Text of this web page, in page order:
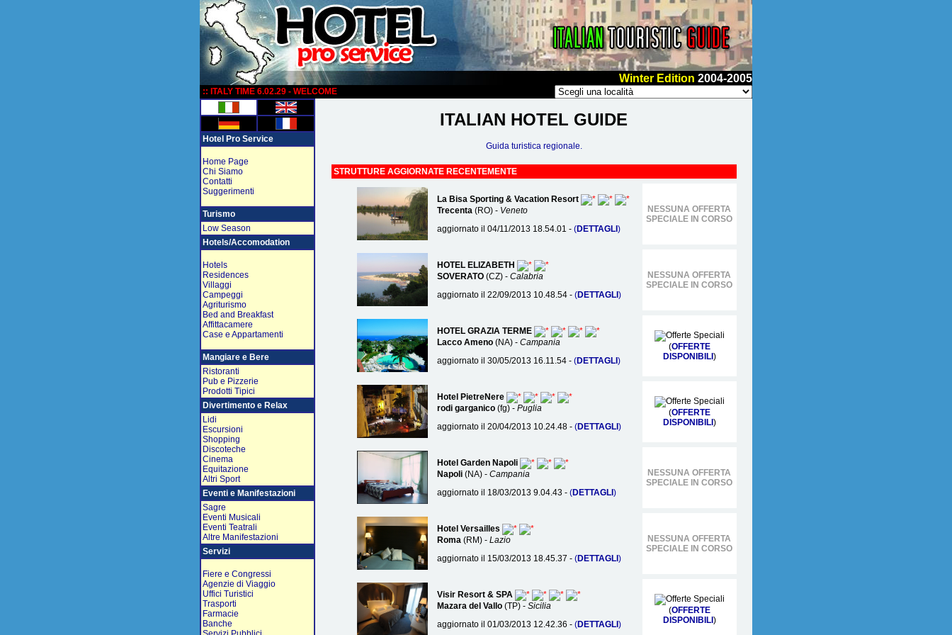
Winter Edition 2004-2005
:: ITALY TIME 6.02.29 - WELCOME
Hotel Pro Service
Home Page
Chi Siamo
Contatti
Suggerimenti
Turismo
Low Season
Hotels/Accomodation
Hotels
Residences
Villaggi
Campeggi
Agriturismo
Bed and Breakfast
Affittacamere
Case e Appartamenti
Mangiare e Bere
Ristoranti
Pub e Pizzerie
Prodotti Tipici
Divertimento e Relax
Lidi
Escursioni
Shopping
Discoteche
Cinema
Equitazione
Altri Sport
Eventi e Manifestazioni
Sagre
Eventi Musicali
Eventi Teatrali
Altre Manifestazioni
Servizi
Fiere e Congressi
Agenzie di Viaggio
Uffici Turistici
Trasporti
Farmacie
Banche
ITALIAN HOTEL GUIDE
Guida turistica regionale.
STRUTTURE AGGIORNATE RECENTEMENTE
La Bisa Sporting & Vacation Resort
Trecenta(RO) - Veneto
aggiornato il 04/11/2013 18.54.01 - (DETTAGLI )
NESSUNA OFFERTA
SPECIALE IN CORSO
HOTEL ELIZABETH
SOVERATO(CZ) - Calabria
aggiornato il 22/09/2013 10.48.54 - (DETTAGLI )
NESSUNA OFFERTA
SPECIALE IN CORSO
HOTEL GRAZIA TERME
Lacco Ameno (NA) - Campania
aggiornato il 30/05/2013 16.11.54 - (DETTAGLI )
(OFFERTE
DISPONIBILI )
Hotel PietreNere
rodi garganico(fg) - Puglia
aggiornato il 20/04/2013 10.24.48 - (DETTAGLI )
(OFFERTE
DISPONIBILI )
Hotel Garden Napoli
Napoli(NA) - Campania
aggiornato il 18/03/2013 9.04.43 - (DETTAGLI )
NESSUNA OFFERTA
SPECIALE IN CORSO
Hotel Versailles
Roma(RM) - Lazio
aggiornato il 15/03/2013 18.45.37 - (DETTAGLI )
NESSUNA OFFERTA
SPECIALE IN CORSO
Visir Resort & SPA
Mazara del Vallo(TP) - Sicilia
aggiornato il 01/03/2013 12.42.36 - (DETTAGLI )
(OFFERTE
DISPONIBILI )